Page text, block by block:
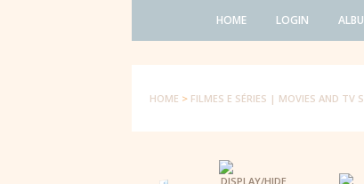
HOME LOGIN
HOME > FILMES E SÉRIES | MOVIES AND TV